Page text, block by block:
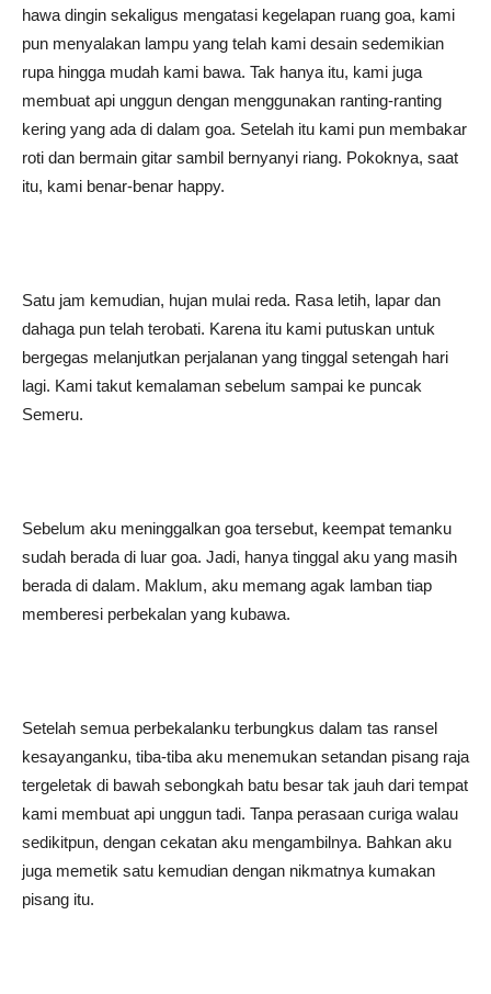
hawa dingin sekaligus mengatasi kegelapan ruang goa, kami
pun menyalakan lampu yang telah kami desain sedemikian
rupa hingga mudah kami bawa. Tak hanya itu, kami juga
membuat api unggun dengan menggunakan ranting-ranting
kering yang ada di dalam goa. Setelah itu kami pun membakar
roti dan bermain gitar sambil bernyanyi riang. Pokoknya, saat
itu, kami benar-benar happy.
Satu jam kemudian, hujan mulai reda. Rasa letih, lapar dan
dahaga pun telah terobati. Karena itu kami putuskan untuk
bergegas melanjutkan perjalanan yang tinggal setengah hari
lagi. Kami takut kemalaman sebelum sampai ke puncak
Semeru.
Sebelum aku meninggalkan goa tersebut, keempat temanku
sudah berada di luar goa. Jadi, hanya tinggal aku yang masih
berada di dalam. Maklum, aku memang agak lamban tiap
memberesi perbekalan yang kubawa.
Setelah semua perbekalanku terbungkus dalam tas ransel
kesayanganku, tiba-tiba aku menemukan setandan pisang raja
tergeletak di bawah sebongkah batu besar tak jauh dari tempat
kami membuat api unggun tadi. Tanpa perasaan curiga walau
sedikitpun, dengan cekatan aku mengambilnya. Bahkan aku
juga memetik satu kemudian dengan nikmatnya kumakan
pisang itu.